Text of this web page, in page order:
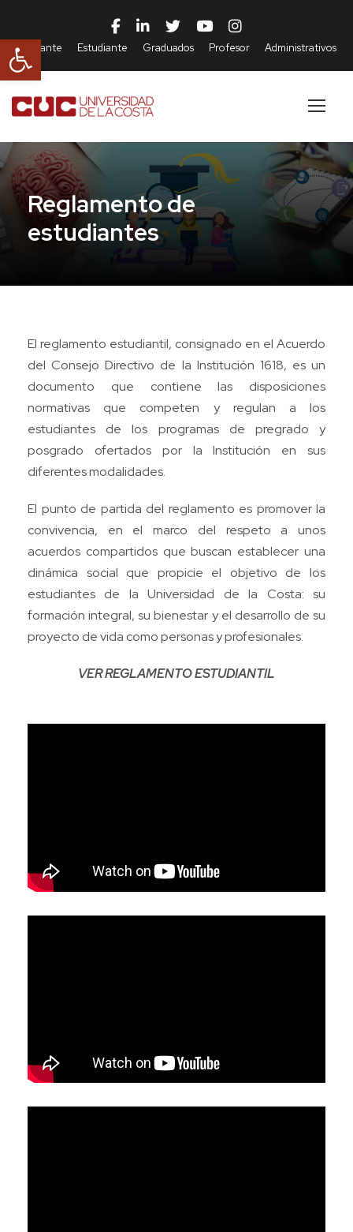
Abrir barra de herramientas
Aspirante Estudiante Graduados Profesor Administrativos
Reglamento de
estudiantes
El reglamento estudiantil, consignado en el Acuerdo
del Consejo Directivo de la Institución 1618, es un
documento que contiene las disposiciones
normativas que competen y regulan a los
estudiantes de los programas de pregrado y
posgrado ofertados por la Institución en sus
diferentes modalidades.
El punto de partida del reglamento es promover la
convivencia, en el marco del respeto a unos
acuerdos compartidos que buscan establecer una
dinámica social que propicie el objetivo de los
estudiantes de la Universidad de la Costa: su
formación integral, su bienestar y el desarrollo de su
proyecto de vida como personas y profesionales.
VER REGLAMENTO ESTUDIANTIL